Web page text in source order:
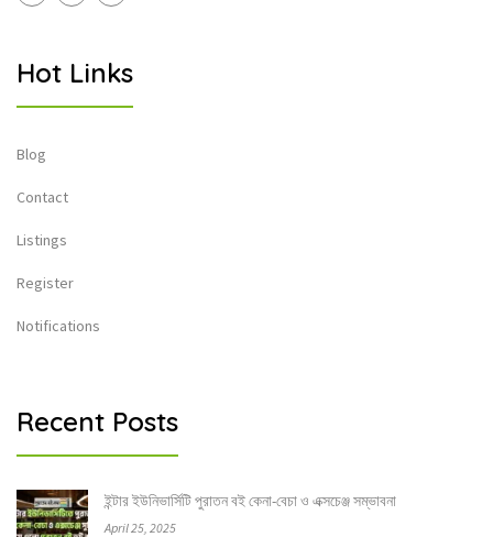
Hot Links
Blog
Contact
Listings
Register
Notifications
Recent Posts
ইন্টার ইউনিভার্সিটি পুরাতন বই কেনা-বেচা ও এক্সচেঞ্জ সম্ভাবনা
April 25, 2025